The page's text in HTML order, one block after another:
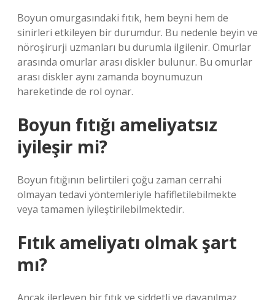
Boyun omurgasındaki fıtık, hem beyni hem de
sinirleri etkileyen bir durumdur. Bu nedenle beyin ve
nöroşirurji uzmanları bu durumla ilgilenir. Omurlar
arasında omurlar arası diskler bulunur. Bu omurlar
arası diskler aynı zamanda boynumuzun
hareketinde de rol oynar.
Boyun fıtığı ameliyatsız
iyileşir mi?
Boyun fıtığının belirtileri çoğu zaman cerrahi
olmayan tedavi yöntemleriyle hafifletilebilmekte
veya tamamen iyileştirilebilmektedir.
Fıtık ameliyatı olmak şart
mı?